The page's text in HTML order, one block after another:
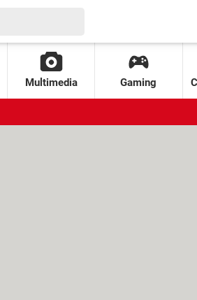
Multimedia Gaming